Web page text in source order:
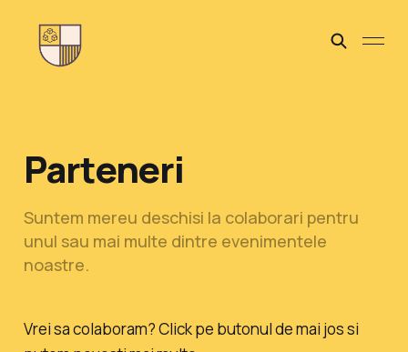
Parteneri
Suntem mereu deschisi la colaborari pentru
unul sau mai multe dintre evenimentele
noastre.
Vrei sa colaboram? Click pe butonul de mai jos si